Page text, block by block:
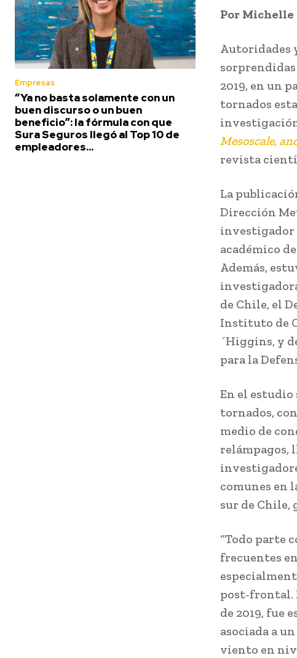
Empresas
“Ya no basta solamente con un
buen discurso o un buen
beneficio”: la fórmula con que
Sura Seguros llegó al Top 10 de
empleadores...
Por
Autoridades
2019, en un
tornados
Mesoscale,
revista
La
Dirección
investigador
académico
Además,
de Chile, el
Instituto de
´Higgins, y
para la
En el estudio
tornados,
medio de
relámpagos,
comunes en
sur de Chile,
“Todo parte
frecuentes
post-frontal.
de 2019, fue
asociada a
viento en